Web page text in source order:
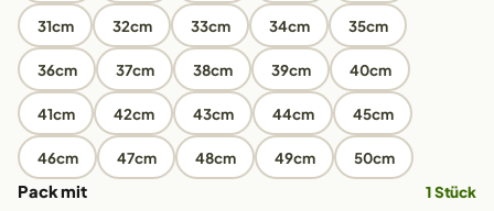
31cm 32cm 33cm 34cm 35cm
36cm 37cm 38cm 39cm 40cm
41cm 42cm 43cm 44cm 45cm
46cm 47cm 48cm 49cm 50cm
Pack mit 1 Stück